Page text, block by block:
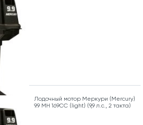
Лодочный мотор Меркури (Mercury)
9.9 MH 169CC (light) (9,9 л.с., 2 такта)